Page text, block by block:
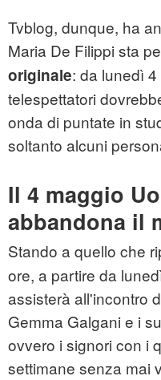
Tvblog, dunque, ha
Maria De Filippi sta
originale: da lunedì
telespettatori
onda di puntate in
soltanto alcuni
Il 4 maggio
abbandona il
Stando a quello che
ore, a partire da
assisterà all'incontro
Gemma Galgani e i
ovvero i signori con i
settimane senza mai